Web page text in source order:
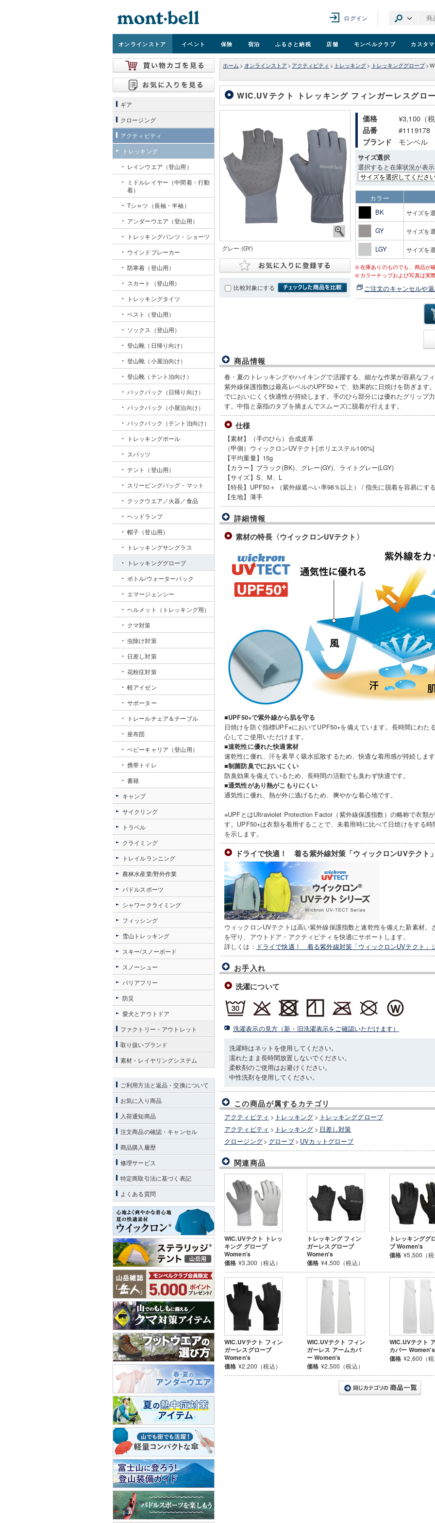
ログイン
オンラインストア イベント 保険 宿泊 ふるさと納税 店舗 モンベルクラブ カスタ
ホーム > オンラインストア > アクティビティ > トレッキング > トレッキンググローブ >
WIC.UVテクト トレッキング フィンガーレスグロ
グレー (GY)
比較対象にする
価格 ¥3,100（
品番 #1119178
ブランド モンベル
サイズ選択
選択すると在庫状況が表
カラー
BK
サイズを
GY サイズを
LGY サイズを
在庫ありのものでも、商品が
カラーチップおよび写真は実
ご注文のキャンセルや
商品情報
春・夏のトレッキングやハイキングで活躍する、細かな作業が容易なフ
紫外線保護指数は最高レベルのUPF50＋で、効果的に日焼けを防ぎます
でにおいにくく快適性が持続します。手のひら部分には優れたグリップ
す。中指と薬指のタブを摘まんでスムーズに脱着が行えます。
仕様
【素材】（手のひら）合成皮革
（甲側）ウィックロンUVテクト[ポリエステル100%]
【平均重量】15g
【カラー】ブラック(BK)、グレー(GY)、ライトグレー(LGY)
【サイズ】S、M、L
【特長】UPF50＋（紫外線遮へい率98％以上） / 指先に脱着を容易にす
【生地】薄手
詳細情報
素材の特長〈ウイックロンUVテクト〉
■UPF50+で紫外線から肌を守る
日焼けを防ぐ指標UPF※においてUPF50+を備えています。長時間にわた
心してご使用いただけます。
■速乾性に優れた快適素材
速乾性に優れ、汗を素早く吸水拡散するため、快適な着用感が持続しま
■制菌防臭でにおいにくい
防臭効果を備えているため、長時間の活動でも臭わず快適です。
■通気性があり熱がこもりにくい
通気性に優れ、熱が外に逃げるため、爽やかな着心地です。
※UPFとはUltraviolet Protection Factor（紫外線保護指数）の略称で衣類
す。UPF50+は衣類を着用することで、未着用時に比べて日焼けをする
を示します。
ドライで快適！ 着る紫外線対策「ウィックロンUVテクト
ウィックロンUVテクトは高い紫外線保護指数と速乾性を備えた新素材
を守り、アウトドア・アクティビティを快適にサポートします。
詳しくは： ドライで快適！ 着る紫外線対策「ウィックロンUVテクト」
お手入れ
洗濯について
洗濯表示の見方（新・旧洗濯表示をご確認いただけます）
洗濯時はネットを使用してください。
濡れたまま長時間放置しないでください。
柔軟剤のご使用はお避けください。
中性洗剤を使用してください。
この商品が属するカテゴリ
アクティビティ > トレッキング > トレッキンググローブ
アクティビティ > トレッキング > 日差し対策
クロージング> グローブ> UVカットグローブ
関連商品
WIC.UVテクト トレッ
キング グローブ
Women's
価格 ¥3,300（税込）
トレッキング フィン
ガーレスグローブ
Women's
価格 ¥4,500（税込）
トレッキンググ
ブ Women's
価格 ¥5,500（
WIC.UVテクト フィン
ガーレスグローブ
Women's
価格 ¥2,200（税込）
WIC.UVテクト フィン
ガーレス アームカバ
ー Women's
価格 ¥2,500（税込）
WIC.UVテクト
カバー Women's
価格 ¥2,600（
ギア
クロージング
アクティビティ
トレッキング
レインウエア（登山用）
ミドルレイヤー（中間着・行動
着）
Tシャツ（長袖・半袖）
アンダーウエア（登山用）
トレッキングパンツ・ショーツ
ウインドブレーカー
防寒着（登山用）
スカート（登山用）
トレッキングタイツ
ベスト（登山用）
ソックス（登山用）
登山靴（日帰り向け）
登山靴（小屋泊向け）
登山靴（テント泊向け）
バックパック（日帰り向け）
バックパック（小屋泊向け）
バックパック（テント泊向け）
トレッキングポール
スパッツ
テント（登山用）
スリーピングバッグ・マット
クックウエア／火器／食品
ヘッドランプ
帽子（登山用）
トレッキングサングラス
トレッキンググローブ
ボトル/ウォーターパック
エマージェンシー
ヘルメット（トレッキング用）
クマ対策
虫除け対策
日差し対策
花粉症対策
軽アイゼン
サポーター
トレールチェア＆テーブル
座布団
ベビーキャリア（登山用）
携帯トイレ
書籍
キャンプ
サイクリング
トラベル
クライミング
トレイルランニング
農林水産業/野外作業
パドルスポーツ
シャワークライミング
フィッシング
雪山トレッキング
スキー/スノーボード
スノーシュー
バリアフリー
防災
愛犬とアウトドア
ファクトリー・アウトレット
取り扱いブランド
素材・レイヤリングシステム
ご利用方法と返品・交換について
お気に入り商品
入荷通知商品
注文商品の確認・キャンセル
商品購入履歴
修理サービス
特定商取引法に基づく表記
よくある質問